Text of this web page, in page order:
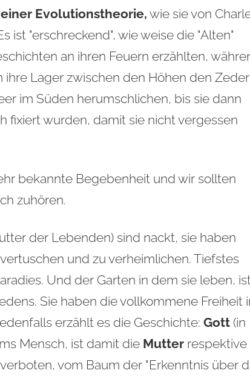
Evolutionstheorie, wie sie von
ist "erschreckend", wie weise die "Alten"
an ihren Feuern erzählten,
Lager zwischen den Höhen den
im Süden herumschlichen, bis sie dann
fixiert wurden, damit sie nicht vergessen
bekannte Begebenheit und wir sollten
zuhören.
der Lebenden) sind nackt, sie haben
und zu verheimlichen. Tiefstes
Und der Garten in dem sie leben,
Sie haben die vollkommene Freiheit
erzählt es die Geschichte: Gott (in
Mensch, ist damit die Mutter respektive
vom Baum der "Erkenntnis über